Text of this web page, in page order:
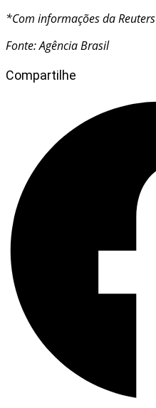
*Com informações da Reuters
Fonte: Agência Brasil
Compartilhe